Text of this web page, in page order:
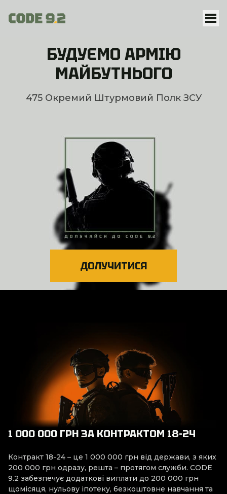
0800209292
ФОНД
ДОЛУЧИТИСЯ
БУДУЄМО АРМІЮ
МАЙБУТНЬОГО
475 Окремий Штурмовий Полк ЗСУ
ДОЛУЧИТИСЯ
1 000 000 ГРН ЗА КОНТРАКТОМ 18-24
Контракт 18-24 – це 1 000 000 грн від держави, з яких
200 000 грн одразу, решта – протягом служби. CODE
9.2 забезпечує додаткові виплати до 200 000 грн
щомісяця, нульову іпотеку, безкоштовне навчання та